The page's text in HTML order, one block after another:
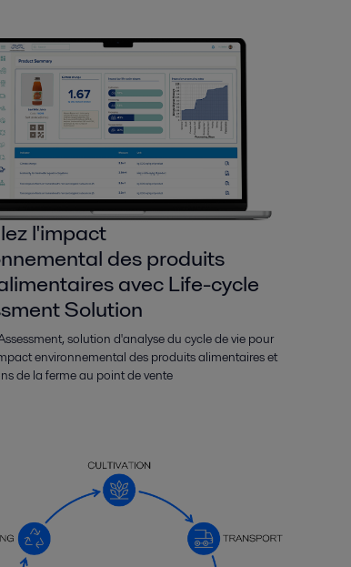
l'impact
des produits
avec Life-cycle
Solution
solution d'analyse du cycle de vie pour
environnemental des produits alimentaires et
de la ferme au point de vente